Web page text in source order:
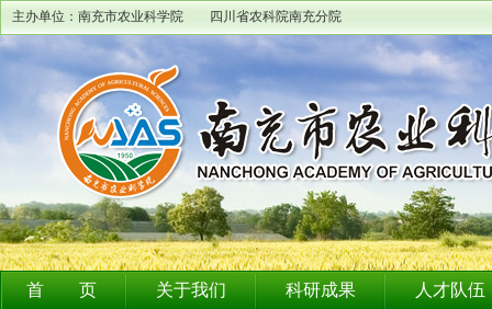
主办单位：南充市农业科学院 四川省农科院南充分院
首 页 关于我们 科研成果 人才队伍